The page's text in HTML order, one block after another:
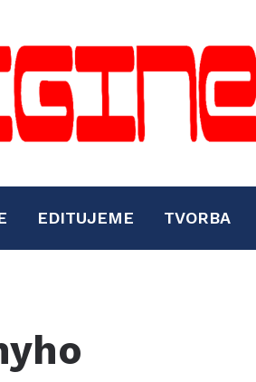
EDITUJEME TVORBA